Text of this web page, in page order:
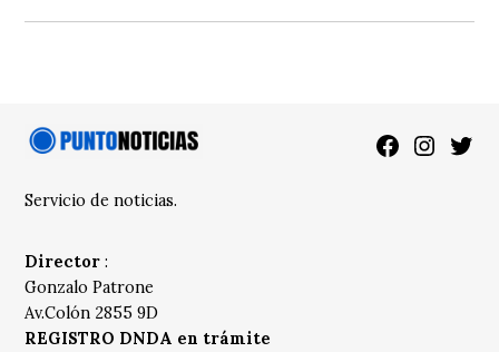
Facebook
Servicio de noticias.
Director :
Gonzalo Patrone
Av.Colón 2855 9D
REGISTRO DNDA en trámite